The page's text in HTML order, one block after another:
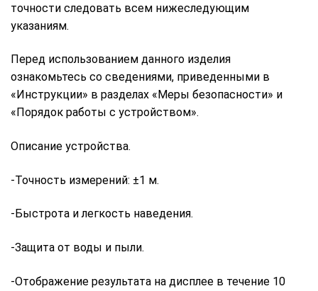
точности следовать всем нижеследующим
указаниям.
Перед использованием данного изделия
ознакомьтесь со сведениями, приведенными в
«Инструкции» в разделах «Меры безопасности» и
«Порядок работы с устройством».
Описание устройства.
-Точность измерений: ±1 м.
-Быстрота и легкость наведения.
-Защита от воды и пыли.
-Отображение результата на дисплее в течение 10